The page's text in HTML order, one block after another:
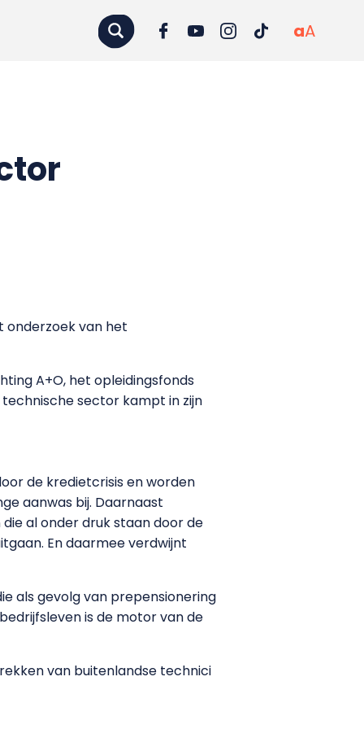
aA
onderzoek van het
A+O, het opleidingsfonds
sector kampt in zijn
de kredietcrisis en worden
aanwas bij. Daarnaast
al onder druk staan door de
En daarmee verdwijnt
als gevolg van prepensionering
is de motor van de
van buitenlandse technici